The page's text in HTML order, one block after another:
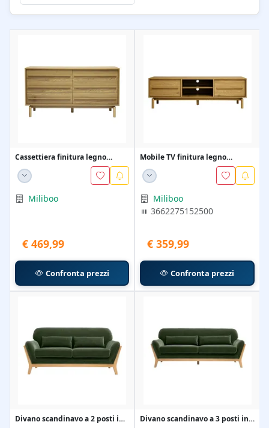
Cassettiera finitura legno
Miliboo
€ 469,99
Confronta prezzi
Mobile TV finitura legno
quercia L160 cm YSEU...
Miliboo
3662275152500
€ 359,99
Confronta prezzi
Divano scandinavo a 2 posti in
Divano scandinavo a 3 posti in